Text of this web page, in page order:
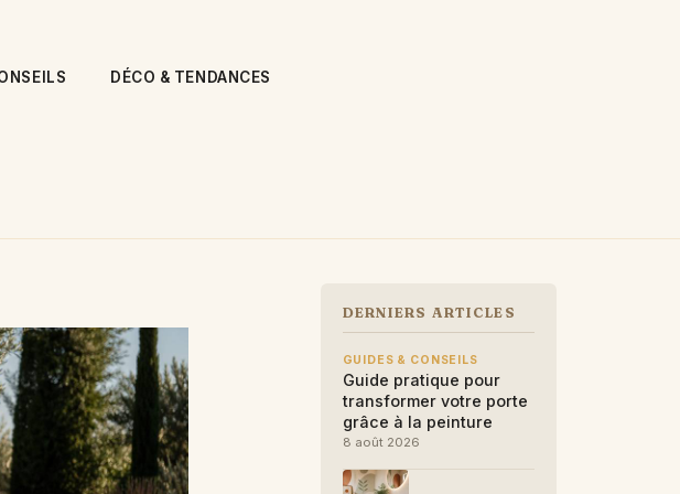
DÉCO & TENDANCES
DERNIERS ARTICLES
GUIDES & CONSEILS
Guide pratique pour
transformer votre porte
grâce à la peinture
8 août 2026